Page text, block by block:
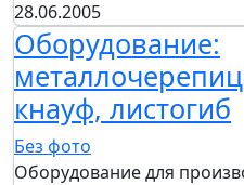
28.06.2005
Оборудование:
кнауф, листогиб
Без фото
Оборудование для